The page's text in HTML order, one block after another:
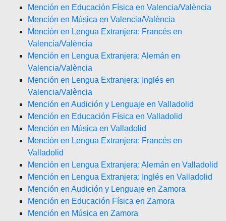
Mención en Educación Física en Valencia/València
Mención en Música en Valencia/València
Mención en Lengua Extranjera: Francés en
Valencia/València
Mención en Lengua Extranjera: Alemán en
Valencia/València
Mención en Lengua Extranjera: Inglés en
Valencia/València
Mención en Audición y Lenguaje en Valladolid
Mención en Educación Física en Valladolid
Mención en Música en Valladolid
Mención en Lengua Extranjera: Francés en
Valladolid
Mención en Lengua Extranjera: Alemán en Valladolid
Mención en Lengua Extranjera: Inglés en Valladolid
Mención en Audición y Lenguaje en Zamora
Mención en Educación Física en Zamora
Mención en Música en Zamora